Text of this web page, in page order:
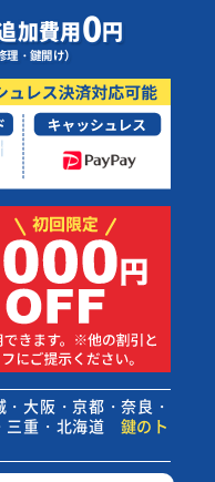
加費用0円
・鍵開け）
大阪・京都・奈良・
三重・北海道
鍵のト